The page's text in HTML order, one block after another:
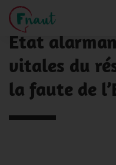
Panneau de gestion des
NOS ACTUALITÉS
État
vitales du
la faute de